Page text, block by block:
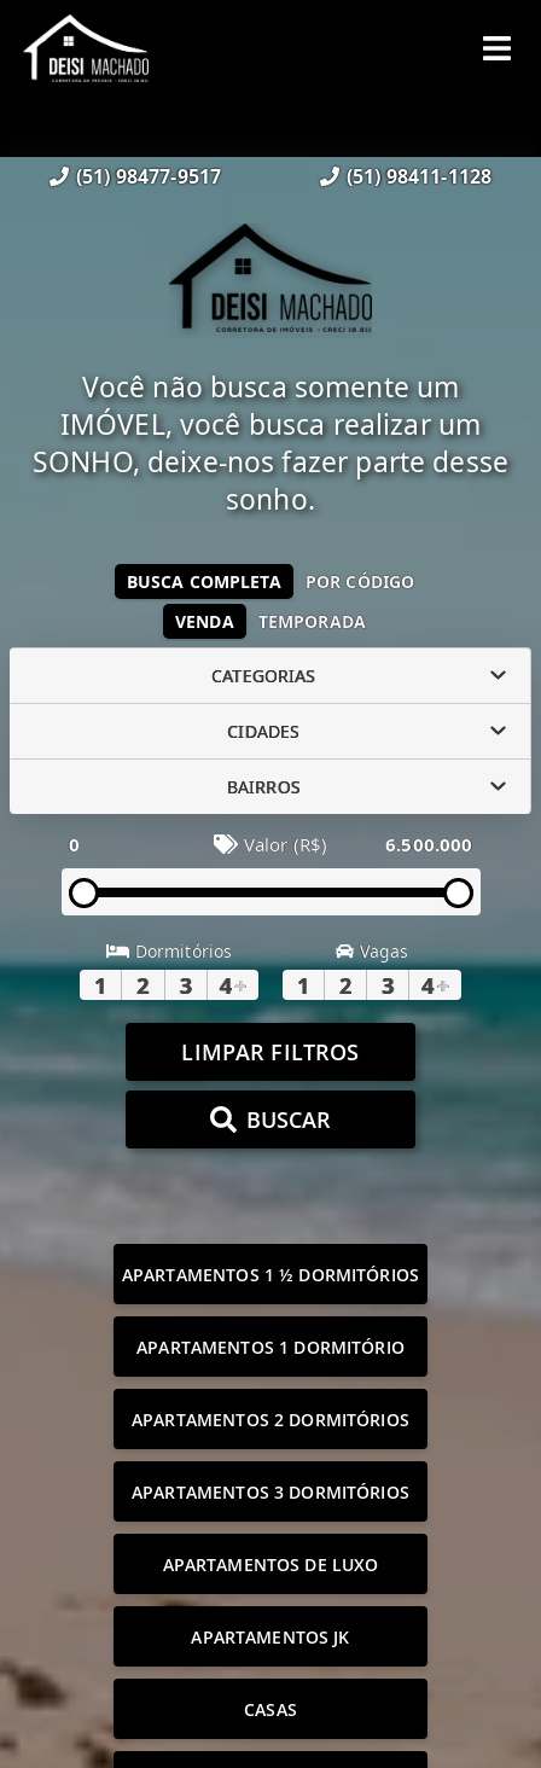
(51) 98477-9517 (51) 98411-1128
Você não busca somente um
IMÓVEL, você busca realizar um
SONHO, deixe-nos fazer parte desse
sonho.
VENDA TEMPORADA
BUSCA COMPLETA POR CÓDIGO
CATEGORIAS
CIDADES
BAIRROS
0 Valor (R$) 6.500.000
Dormitórios
1 2 3 4+
Vagas
1 2 3 4+
LIMPAR FILTROS
BUSCAR
APARTAMENTOS 1 ½ DORMITÓRIOS
APARTAMENTOS 1 DORMITÓRIO
APARTAMENTOS 2 DORMITÓRIOS
APARTAMENTOS 3 DORMITÓRIOS
APARTAMENTOS DE LUXO
APARTAMENTOS JK
CASAS